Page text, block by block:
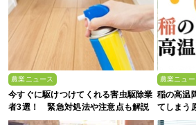
農業ニュース
今すぐに駆けつけてくれる害虫駆除業
者3選！ 緊急対処法や注意点も解説
農業ニュー
稲の高温
てしまう